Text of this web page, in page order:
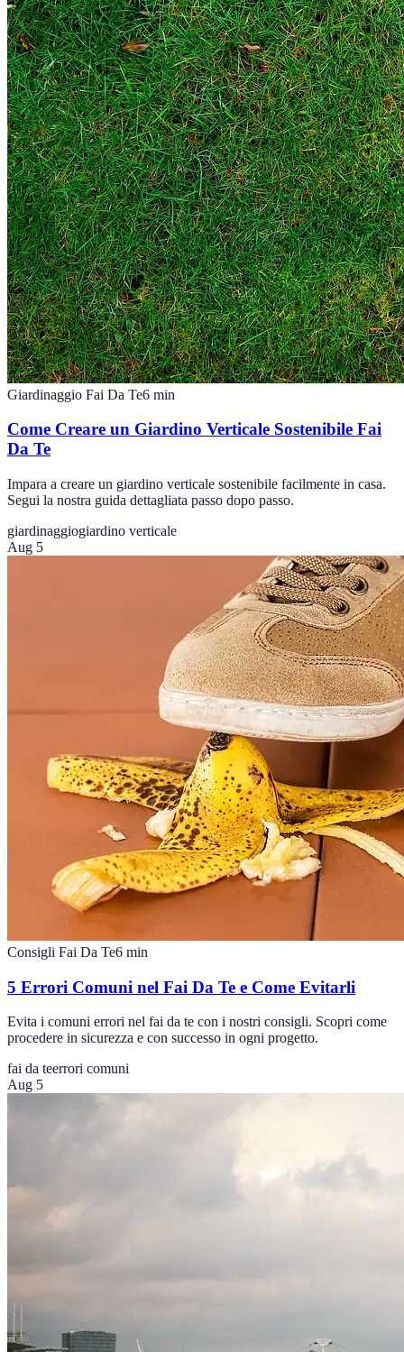
Giardinaggio Fai Da Te6 min
Come Creare un Giardino Verticale Sostenibile Fai
Da Te
Impara a creare un giardino verticale sostenibile facilmente in casa.
Segui la nostra guida dettagliata passo dopo passo.
giardinaggiogiardino verticale
Aug 5
Consigli Fai Da Te6 min
5 Errori Comuni nel Fai Da Te e Come Evitarli
Evita i comuni errori nel fai da te con i nostri consigli. Scopri come
procedere in sicurezza e con successo in ogni progetto.
fai da teerrori comuni
Aug 5